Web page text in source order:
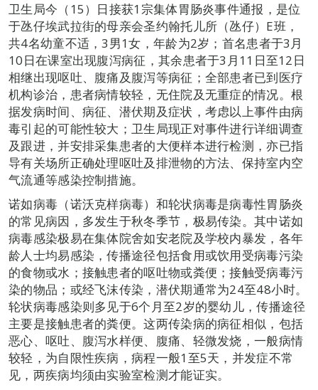
卫生局今（15）日接获1宗集体胃肠炎事件通报，是位
于氹仔埃武拉街的母亲会圣约翰托儿所（氹仔）E班，
共4名幼童不适，3男1女，年龄为2岁；首名患者于3月
10日在课室出现腹泻病征，其余患者于3月11日至12日
相继出现呕吐、腹痛及腹泻等病征；全部患者已到医疗
机构诊治，患者病情较轻，无住院及无重症的情况。根
据发病时间、病征、潜伏期及症状，考虑以上事件由病
毒引起的可能性较大；卫生局现正对事件进行详细调查
及跟进，并安排采集患者的大便样本进行检测，亦已指
导有关场所正确处理呕吐及排泄物的方法、保持室内空
气流通等感染控制措施。
诺如病毒（诺沃克样病毒）和轮状病毒是病毒性胃肠炎
的常见病因，多发生于秋冬季节，极易传染。其中诺如
病毒感染极易在集体院舍如安老院及学校内暴发，各年
龄人士均易感染，传播途径包括食用或饮用受病毒污染
的食物或水；接触患者的呕吐物或粪便；接触受病毒污
染的物品；或经飞沫传染，潜伏期通常为24至48小时。
轮状病毒感染则多见于6个月至2岁的婴幼儿，传播途径
主要是接触患者的粪便。这两传染病的病征相似，包括
恶心、呕吐、腹泻水样便、腹痛、轻微发烧，一般病情
较轻，为自限性疾病，病程一般1至5天，并发症不常
见，两疾病均须由实验室检测才能证实。